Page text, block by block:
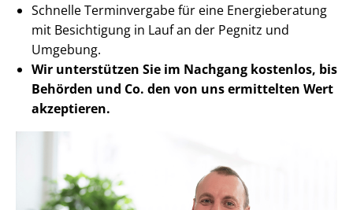
Schnelle Terminvergabe für eine Energieberatung
mit Besichtigung in Lauf an der Pegnitz und
Umgebung.
Wir unterstützen Sie im Nachgang kostenlos, bis
Behörden und Co. den von uns ermittelten Wert
akzeptieren.